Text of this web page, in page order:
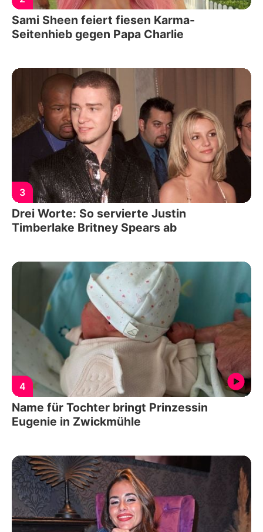
Sami Sheen feiert fiesen Karma-
Seitenhieb gegen Papa Charlie
3
Drei Worte: So servierte Justin
Timberlake Britney Spears ab
4
Name für Tochter bringt Prinzessin
Eugenie in Zwickmühle